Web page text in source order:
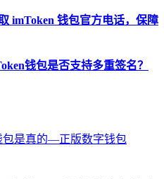
imToken 钱包官方电话，保障
钱包是否支持多重签名？